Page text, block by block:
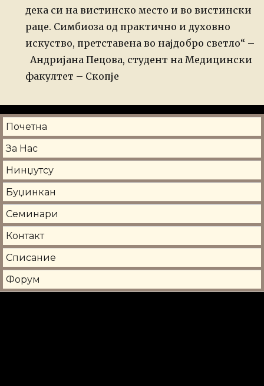
дека си на вистинско место и во вистински
раце. Симбиоза од практично и духовно
искуство, претставена во најдобро светло“ –
Андријана Пецова, студент на Медицински
факултет – Скопје
Почетна
За Нас
Нинџутсу
Буџинкан
Семинари
Контакт
Списание
Форум